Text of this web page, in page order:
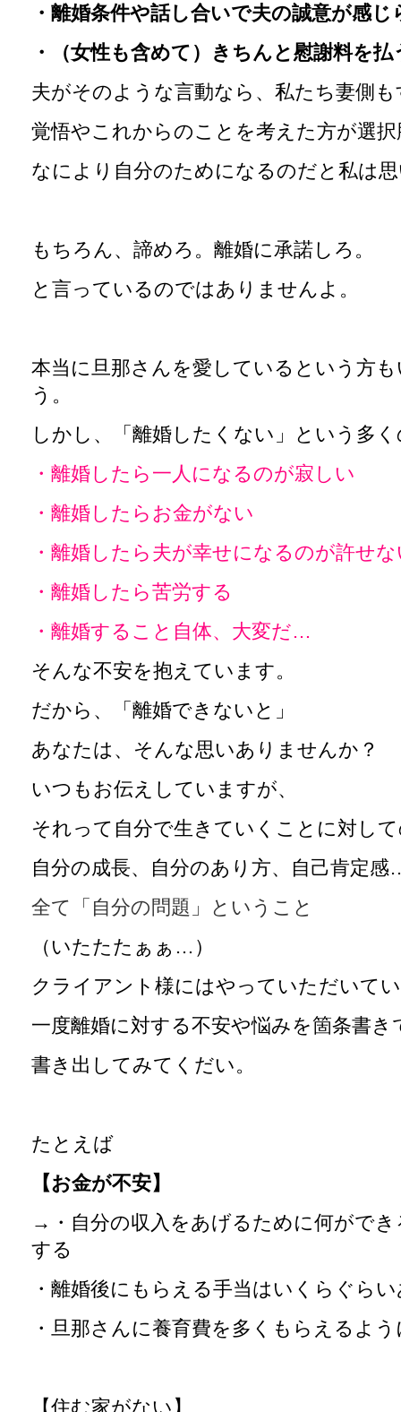
・離婚条件や話し合いで夫の誠意が感じ
・（女性も含めて）きちんと慰謝料を払
夫がそのような言動なら、私たち妻側
覚悟やこれからのことを考えた方が選
なにより自分のためになるのだと私は
もちろん、諦めろ。離婚に承諾しろ。
と言っているのではありませんよ。
本当に旦那さんを愛しているという方
う。
しかし、「離婚したくない」という多
・離婚したら一人になるのが寂しい
・離婚したらお金がない
・離婚したら夫が幸せになるのが許せ
・離婚したら苦労する
・離婚すること自体、大変だ…
そんな不安を抱えています。
だから、「離婚できないと」
あなたは、そんな思いありませんか？
いつもお伝えしていますが、
それって自分で生きていくことに対し
自分の成長、自分のあり方、自己肯定
全て「自分の問題」ということ
（いたたたぁぁ…）
クライアント様にはやっていただいて
一度離婚に対する不安や悩みを箇条書き
書き出してみてくだい。
たとえば
【お金が不安】
→・自分の収入をあげるために何がで
する
・離婚後にもらえる手当はいくらぐら
・旦那さんに養育費を多くもらえるよ
【住む家がない】